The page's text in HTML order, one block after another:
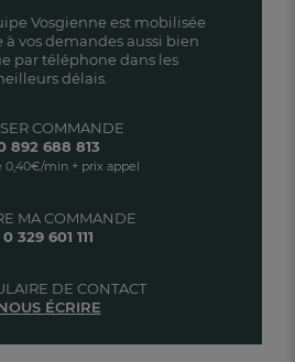
Vosgienne est mobilisée
vos demandes aussi bien
par téléphone dans les
délais.
MA COMMANDE
0 329 601 111
COMMANDE
892 688 813
0,40€/min + prix appel
DE CONTACT
ÉCRIRE